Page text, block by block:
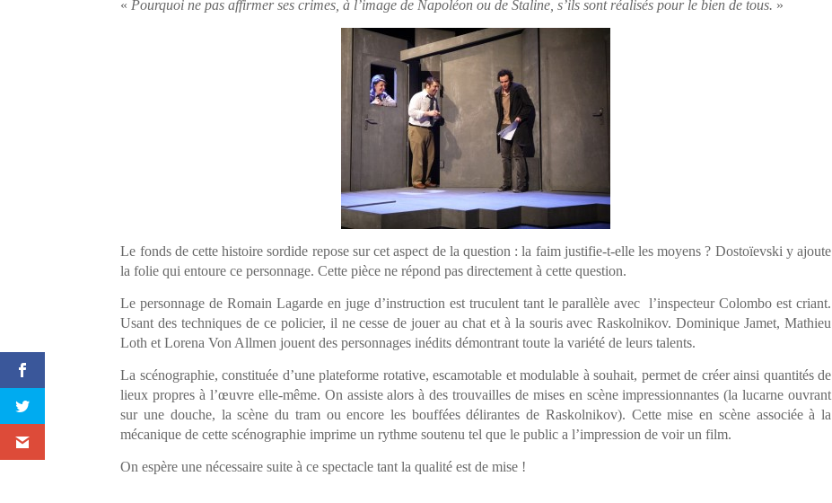
« Pourquoi ne pas affirmer ses crimes, à l’image de Napoléon ou de Staline, s’ils sont réalisés pour le bien de tous. »
Le fonds de cette histoire sordide repose sur cet aspect de la question : la faim justifie-t-elle les moyens ? Dostoïevski y ajoute
la folie qui entoure ce personnage. Cette pièce ne répond pas directement à cette question.
Le personnage de Romain Lagarde en juge d’instruction est truculent tant le parallèle avec l’inspecteur Colombo est criant.
Usant des techniques de ce policier, il ne cesse de jouer au chat et à la souris avec Raskolnikov. Dominique Jamet, Mathieu
Loth et Lorena Von Allmen jouent des personnages inédits démontrant toute la variété de leurs talents.
La scénographie, constituée d’une plateforme rotative, escamotable et modulable à souhait, permet de créer ainsi quantités de
lieux propres à l’œuvre elle-même. On assiste alors à des trouvailles de mises en scène impressionnantes (la lucarne ouvrant
sur une douche, la scène du tram ou encore les bouffées délirantes de Raskolnikov). Cette mise en scène associée à la
mécanique de cette scénographie imprime un rythme soutenu tel que le public a l’impression de voir un film.
On espère une nécessaire suite à ce spectacle tant la qualité est de mise !